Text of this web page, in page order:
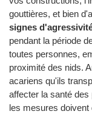
gouttières, et bien
signes
pendant la période
toutes personnes,
proximité des nids.
acariens qu'ils
affecter la santé des
les mesures doivent